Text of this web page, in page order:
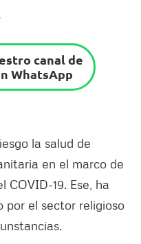
canal de
WhatsApp
la salud de
en el marco de
COVID-19. Ese, ha
por el sector religioso